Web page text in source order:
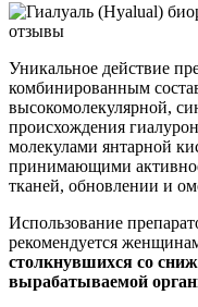
Уникальное действие
комбинированным
высокомолекулярной,
происхождения
молекулами янтарной
принимающими
тканей, обновлении и
Использование
рекомендуется
столкнувшихся со
вырабатываемой